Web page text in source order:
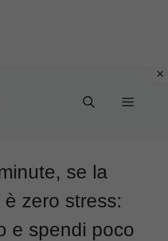
Menu
se la
zero stress:
e spendi poco